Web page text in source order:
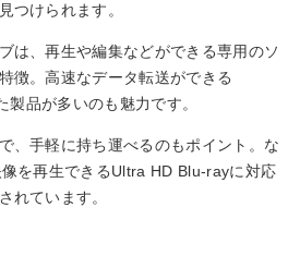
つけられます。
は、再生や編集などができる専用のソ
徴。高速なデータ転送ができる
品が多いのも魅力です。
、手軽に持ち運べるのもポイント。な
を再生できるUltra HD Blu-rayに対応
れています。